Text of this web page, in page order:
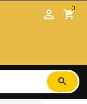
shopping_cart
0